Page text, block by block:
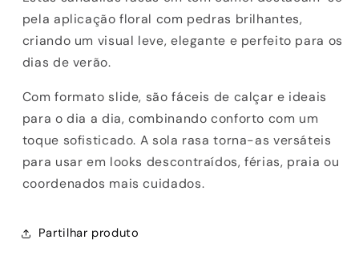
pela aplicação floral com pedras brilhantes,
criando um visual leve, elegante e perfeito para os
dias de verão.
Com formato slide, são fáceis de calçar e ideais
para o dia a dia, combinando conforto com um
toque sofisticado. A sola rasa torna-as versáteis
para usar em looks descontraídos, férias, praia ou
coordenados mais cuidados.
Partilhar produto